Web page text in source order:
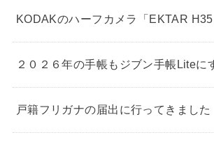
KODAKのハーフカメラ「EKTAR H35
２０２６年の手帳もジブン手帳Liteに
戸籍フリガナの届出に行ってきました